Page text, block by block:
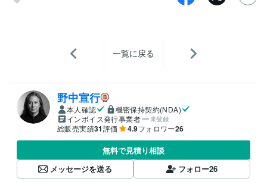
一覧に戻る
野中宣行
本人確認
機密保持契約(NDA)
インボイス発行事業者
未登録
総販売実績31評価 4.9フォロワー26
無料で見積り相談
メッセージを送る
フォロー26